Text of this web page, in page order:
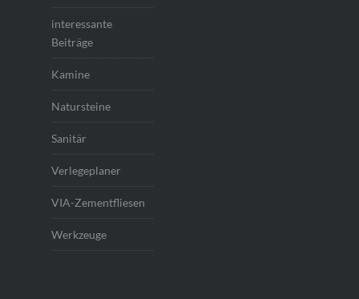
interessante
Beiträge
Kamine
Natursteine
Sanitär
Verlegeplaner
VIA-Zementfliesen
Werkzeuge